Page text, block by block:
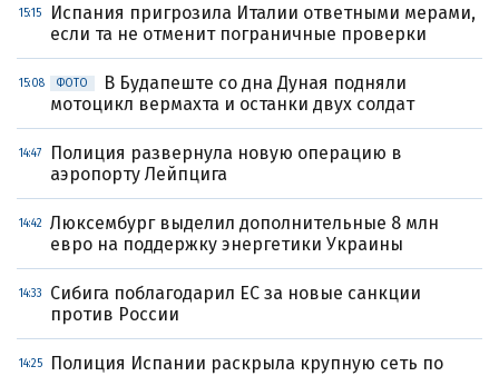
15:15
Испания пригрозила Италии ответными мерами,
если та не отменит пограничные проверки
15:08 ФОТО
В Будапеште со дна Дуная подняли
мотоцикл вермахта и останки двух солдат
14:47
Полиция развернула новую операцию в
аэропорту Лейпцига
14:42
Люксембург выделил дополнительные 8 млн
евро на поддержку энергетики Украины
14:33
Сибига поблагодарил ЕС за новые санкции
против России
14:25
Полиция Испании раскрыла крупную сеть по